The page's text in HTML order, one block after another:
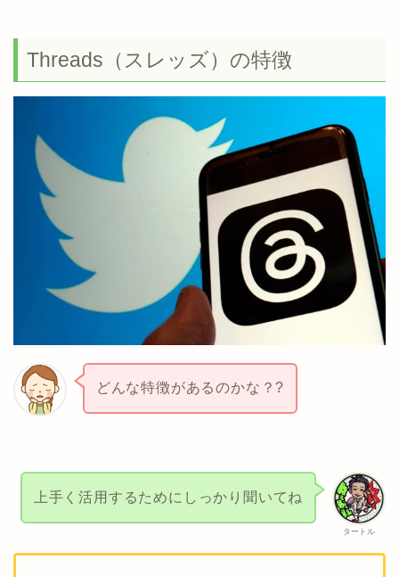
Threads（スレッズ）の特徴
どんな特徴があるのかな？?
タートル
上手く活用するためにしっかり聞いてね